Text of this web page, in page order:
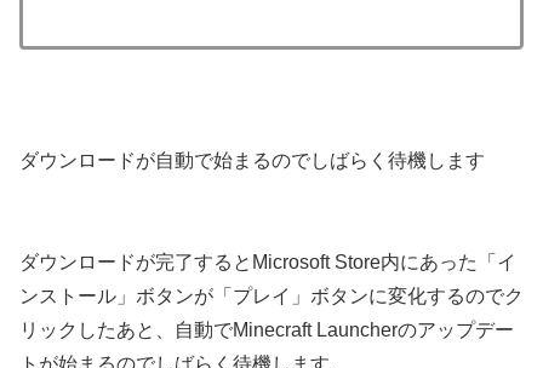
ダウンロードが自動で始まるのでしばらく待機します
ダウンロードが完了するとMicrosoft Store内にあった「イ
ンストール」ボタンが「プレイ」ボタンに変化するのでク
リックしたあと、自動でMinecraft Launcherのアップデー